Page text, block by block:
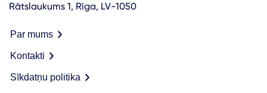
Rātslaukums 1, Rīga, LV-1050
Par mums
Kontakti
Sīkdatņu politika